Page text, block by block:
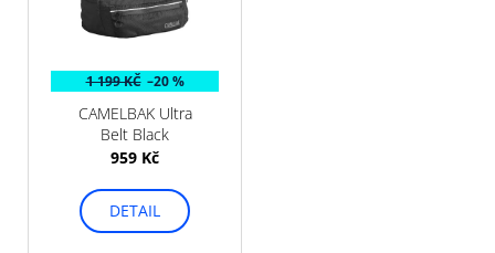
1 199 KČ –20 %
CAMELBAK Ultra
Belt Black
959 Kč
DETAIL